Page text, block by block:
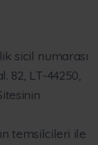
sicil numarası
82, LT-44250,
temsilcileri ile